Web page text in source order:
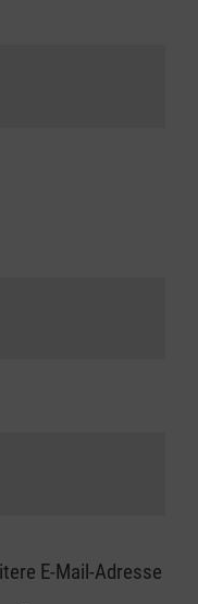
E-Mail-Adresse